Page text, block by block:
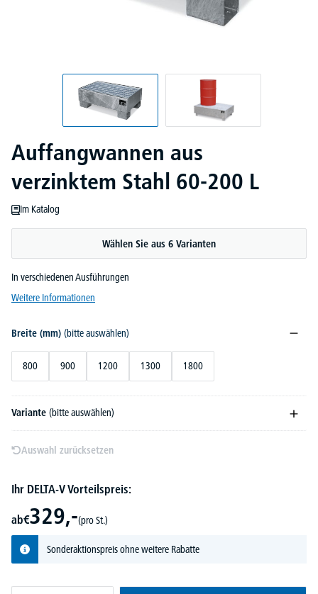
Auffangwannen aus
verzinktem Stahl 60-200 L
Im Katalog
Wählen Sie aus 6 Varianten
In verschiedenen Ausführungen
Weitere Informationen
Breite (mm) (bitte auswählen)
800 900 1200 1300 1800
Variante (bitte auswählen)
Auswahl zurücksetzen
Ihr DELTA-V Vorteilspreis:
ab€329,-(pro St.)
Sonderaktionspreis ohne weitere Rabatte